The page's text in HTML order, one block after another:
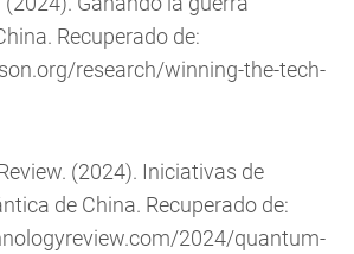
Recuperado de:
research/winning-the-tech-
(2024). Iniciativas de
de China. Recuperado de:
2024/quantum-